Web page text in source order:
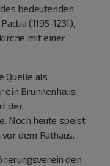
bedeutenden
(1195-1231),
mit einer
Quelle als
ein Brunnenhaus
der
Noch heute speist
dem Rathaus.
den